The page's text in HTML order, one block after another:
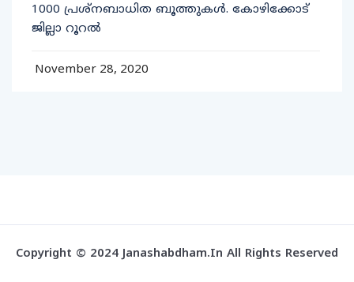
1000 പ്രശ്‌നബാധിത ബൂത്തുകള്‍. കോഴിക്കോട്
ജില്ലാ റൂറല്‍
November 28, 2020
Copyright © 2024 Janashabdham.in All Rights Reserved